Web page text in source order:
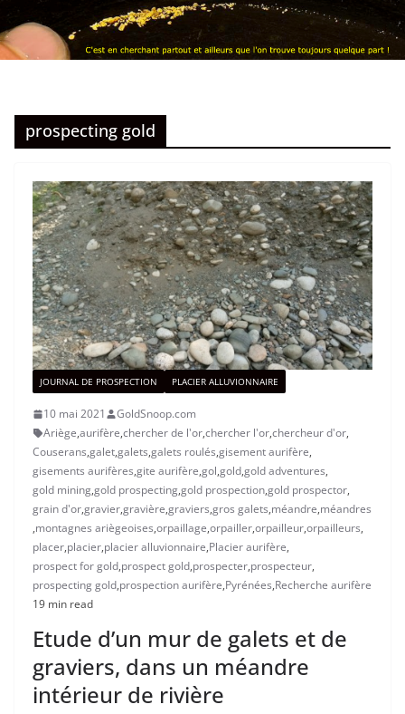
prospecting gold
JOURNAL DE PROSPECTION PLACIER ALLUVIONNAIRE
10 mai 2021
GoldSnoop.com
Ariège,aurifère,chercher de l'or,chercher l'or,chercheur d'or,
Couserans,galet,galets,galets roulés,gisement aurifère,
gisements aurifères,gite aurifère,gol,gold,gold adventures,
gold mining,gold prospecting,gold prospection,gold prospector,
grain d'or,gravier,gravière,graviers,gros galets,méandre,méandres
,montagnes ariègeoises,orpaillage,orpailler,orpailleur,orpailleurs,
placer,placier,placier alluvionnaire,Placier aurifère,
prospect for gold,prospect gold,prospecter,prospecteur,
prospecting gold,prospection aurifère,Pyrénées,Recherche aurifère
19 min read
Etude d’un mur de galets et de
graviers, dans un méandre
intérieur de rivière